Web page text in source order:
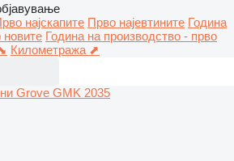
најскапите Прво најевтините Година
новите Година на производство - прво
Километража ⬈